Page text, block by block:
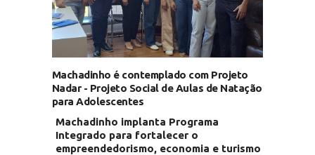
Machadinho é contemplado com Projeto
Nadar - Projeto Social de Aulas de Natação
para Adolescentes
Machadinho implanta Programa
Integrado para fortalecer o
empreendedorismo, economia e turismo